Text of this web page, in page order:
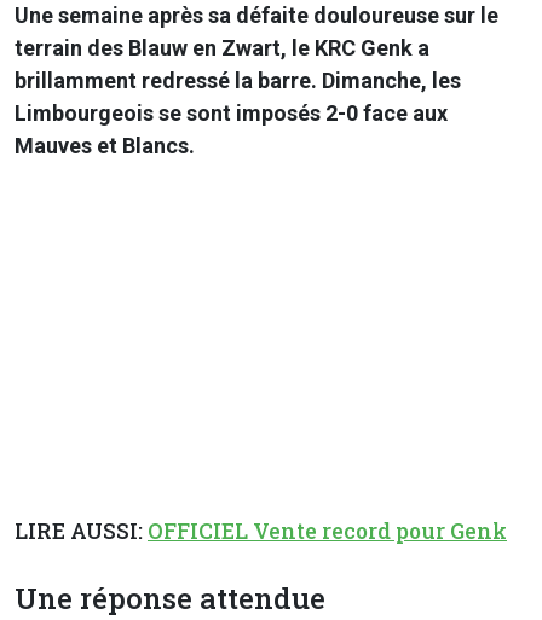
Une semaine après sa défaite douloureuse sur le
terrain des Blauw en Zwart, le KRC Genk a
brillamment redressé la barre. Dimanche, les
Limbourgeois se sont imposés 2-0 face aux
Mauves et Blancs.
LIRE AUSSI: OFFICIEL Vente record pour Genk
Une réponse attendue